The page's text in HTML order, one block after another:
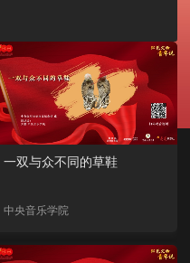
一双与众不同的草鞋
中央音乐学院